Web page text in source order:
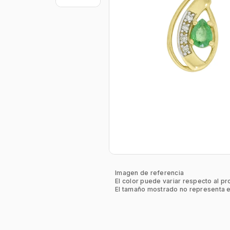
Imagen de referencia
El color puede variar respecto al
El tamaño mostrado no representa